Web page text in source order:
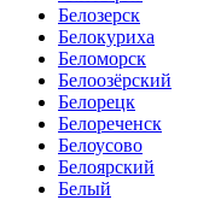
Белозерск
Белокуриха
Беломорск
Белоозёрский
Белорецк
Белореченск
Белоусово
Белоярский
Белый